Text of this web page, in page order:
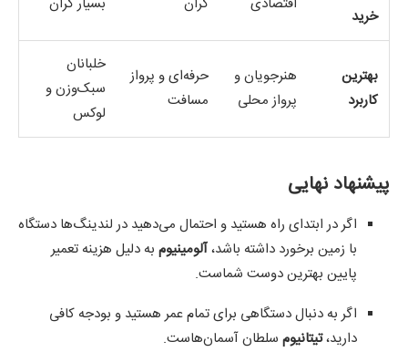
خرید
بهترین
کاربرد
هنرجویان و
پرواز محلی
حرفه‌ای و پرواز
مسافت
خلبانان
سبک‌وزن و
لوکس
پیشنهاد نهایی
اگر در ابتدای راه هستید و احتمال می‌دهید در لندینگ‌ها دستگاه
با زمین برخورد داشته باشد،آلومینیوم به دلیل هزینه تعمیر
پایین بهترین دوست شماست.
اگر به دنبال دستگاهی برای تمام عمر هستید و بودجه کافی
دارید،تیتانیوم سلطان آسمان‌هاست.